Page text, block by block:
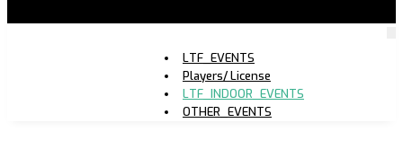
LTF_EVENTS
Players/ License
LTF_INDOOR_EVENTS
OTHER_EVENTS